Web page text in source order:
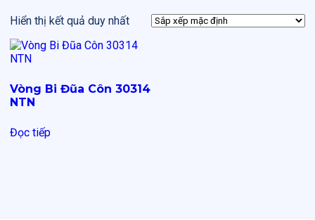
Hiển thị kết quả duy nhất
Vòng Bi Đũa Côn 30314
NTN
Đọc tiếp